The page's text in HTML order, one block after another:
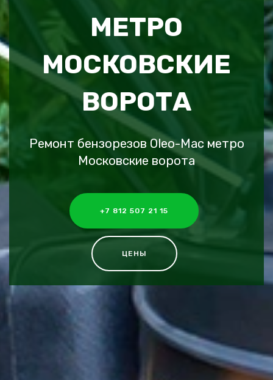
МЕТРО
МОСКОВСКИЕ
ВОРОТА
Ремонт бензорезов Oleo-Mac метро
Московские ворота
+7 812 507 21 15
ЦЕНЫ